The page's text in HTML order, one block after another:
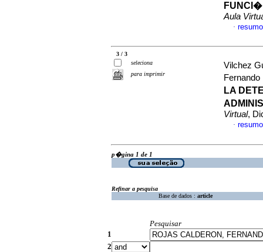
Aula
·
3 / 3
seleciona
para imprimir
Vilchez
LA
Virtual,
·
p�gina 1 de 1
Refinar a pesquisa
Base de dados : article
Pesquisar
1
2